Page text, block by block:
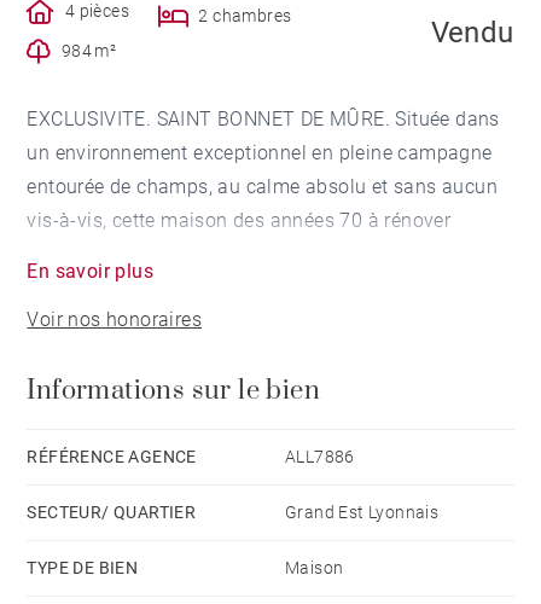
4 pièces
2 chambres
984 m²
Vendu
EXCLUSIVITE. SAINT BONNET DE MÛRE. Située dans
un environnement exceptionnel en pleine campagne
entourée de champs, au calme absolu et sans aucun
vis-à-vis, cette maison des années 70 à rénover
créer votre lieu de vie idéal, à seulement quelques
minutes de Lyon et à proximité immédiate de
possibilité d’extension de 30 m², vous permettant
Le tout est implanté sur un beau terrain de 984 m²,
En savoir plus
Voir nos honoraires
Informations sur le bien
RÉFÉRENCE AGENCE ALL7886
SECTEUR/ QUARTIER Grand Est Lyonnais
TYPE DE BIEN Maison